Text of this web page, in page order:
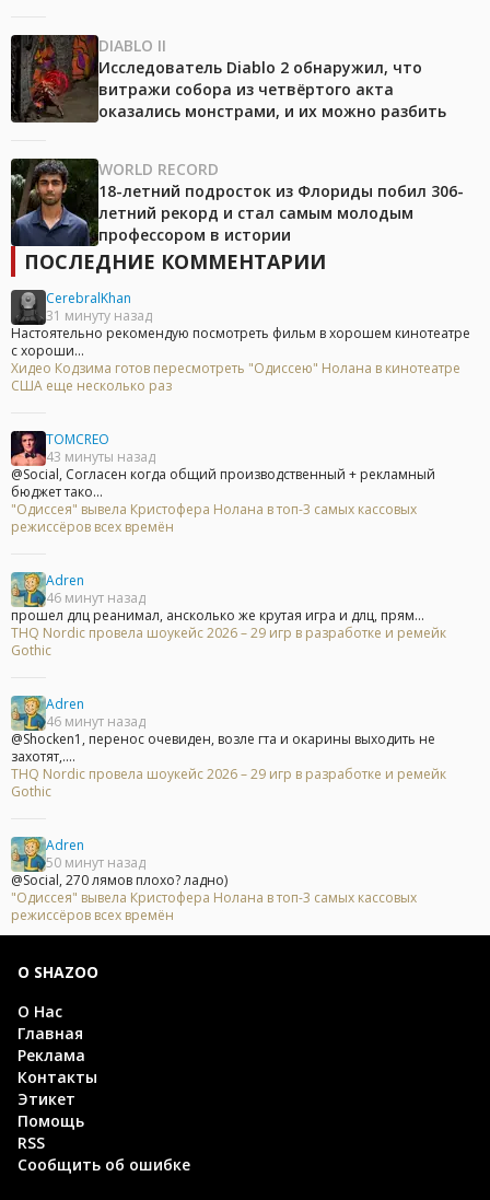
DIABLO II
Исследователь Diablo 2 обнаружил, что
витражи собора из четвёртого акта
оказались монстрами, и их можно разбить
WORLD RECORD
18-летний подросток из Флориды побил 306-
летний рекорд и стал самым молодым
профессором в истории
ПОСЛЕДНИЕ КОММЕНТАРИИ
CerebralKhan
31 минуту назад
Настоятельно рекомендую посмотреть фильм в хорошем кинотеатре
с хороши...
Хидео Кодзима готов пересмотреть "Одиссею" Нолана в кинотеатре
США еще несколько раз
TOMCREO
43 минуты назад
@Social, Согласен когда общий производственный + рекламный
бюджет тако...
"Одиссея" вывела Кристофера Нолана в топ-3 самых кассовых
режиссёров всех времён
Adren
46 минут назад
прошел длц реанимал, ансколько же крутая игра и длц, прям...
THQ Nordic провела шоукейс 2026 – 29 игр в разработке и ремейк
Gothic
Adren
46 минут назад
@Shocken1, перенос очевиден, возле гта и окарины выходить не
захотят,....
THQ Nordic провела шоукейс 2026 – 29 игр в разработке и ремейк
Gothic
Adren
50 минут назад
@Social, 270 лямов плохо? ладно)
"Одиссея" вывела Кристофера Нолана в топ-3 самых кассовых
режиссёров всех времён
О SHAZOO
О Нас
Главная
Реклама
Контакты
Этикет
Помощь
RSS
Сообщить об ошибке